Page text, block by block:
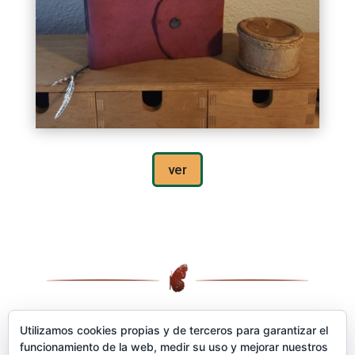
ver
Utilizamos cookies propias y de terceros para garantizar el
funcionamiento de la web, medir su uso y mejorar nuestros